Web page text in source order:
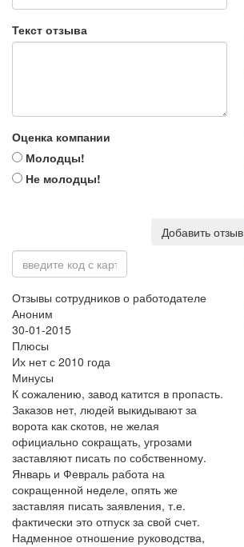
Текст отзыва
Оценка компании
Молодцы!
Не молодцы!
Добавить отзыв
Отзывы сотрудников о работодателе
Аноним
30-01-2015
Плюсы
Их нет с 2010 года
Минусы
К сожалению, завод катится в пропасть.
Заказов нет, людей выкидывают за
ворота как скотов, не желая
официально сокращать, угрозами
заставляют писать по собственному.
Январь и Февраль работа на
сокращенной неделе, опять же
заставляя писать заявления, т.е.
фактически это отпуск за свой счет.
Надменное отношение руководства,